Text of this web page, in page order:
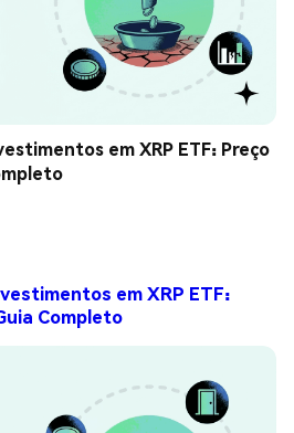
em XRP ETF: Preço
em XRP ETF:
Completo